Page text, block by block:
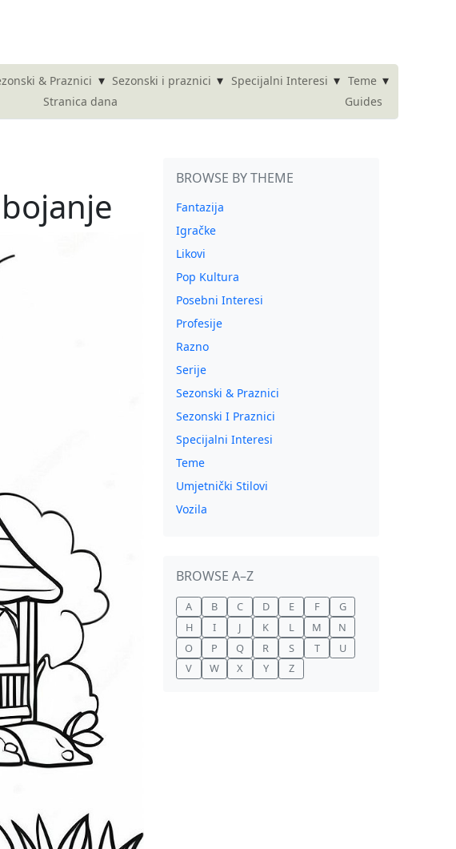
& Praznici ▾ Sezonski i praznici ▾ Specijalni Interesi ▾ Teme ▾
Stranica dana Guides
BROWSE BY THEME
Fantazija
Igračke
Likovi
Pop Kultura
Posebni Interesi
Profesije
Razno
Serije
Sezonski & Praznici
Sezonski I Praznici
Specijalni Interesi
Teme
Umjetnički Stilovi
Vozila
BROWSE A–Z
A B C D E F
G
H
I J K L M
N
O
P Q R S T
U
V
W X Y Z